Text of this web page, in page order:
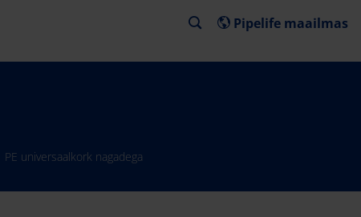
Pipelife maailmas
PE universaalkork nagadega